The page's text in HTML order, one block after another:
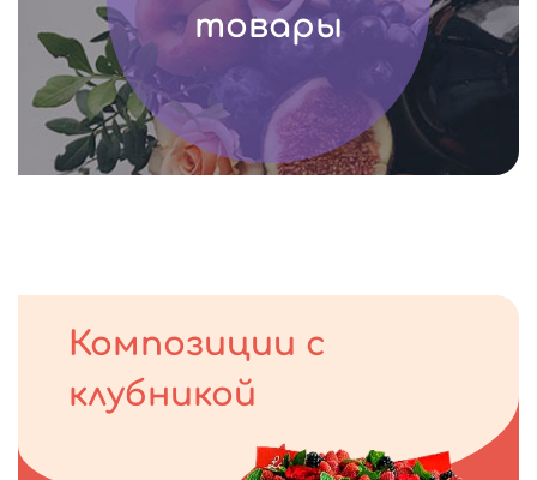
товары
Композиции с
клубникой